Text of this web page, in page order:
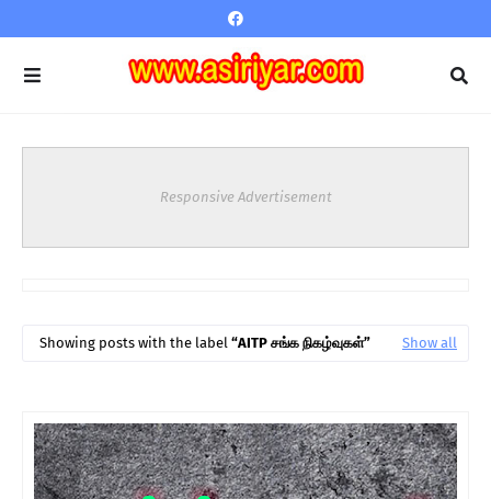
Responsive Advertisement
Showing posts with the label AITP சங்க நிகழ்வுகள் Show all